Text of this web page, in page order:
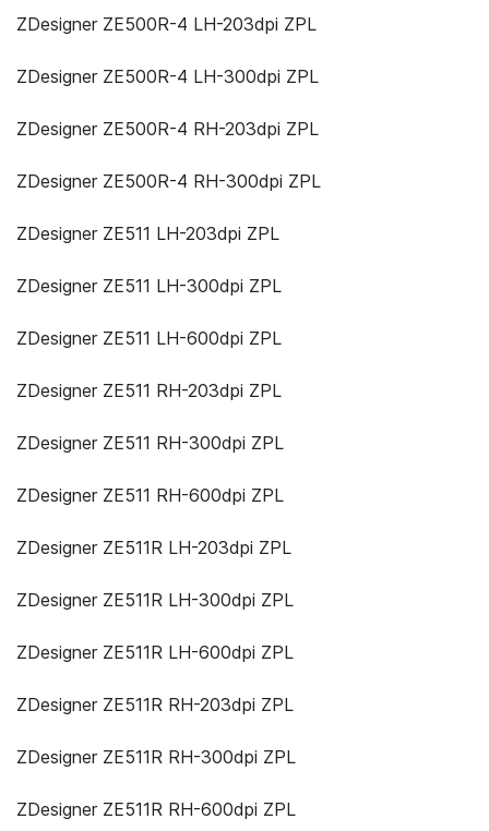
ZDesigner ZE500R-4 LH-203dpi ZPL
ZDesigner ZE500R-4 LH-300dpi ZPL
ZDesigner ZE500R-4 RH-203dpi ZPL
ZDesigner ZE500R-4 RH-300dpi ZPL
ZDesigner ZE511 LH-203dpi ZPL
ZDesigner ZE511 LH-300dpi ZPL
ZDesigner ZE511 LH-600dpi ZPL
ZDesigner ZE511 RH-203dpi ZPL
ZDesigner ZE511 RH-300dpi ZPL
ZDesigner ZE511 RH-600dpi ZPL
ZDesigner ZE511R LH-203dpi ZPL
ZDesigner ZE511R LH-300dpi ZPL
ZDesigner ZE511R LH-600dpi ZPL
ZDesigner ZE511R RH-203dpi ZPL
ZDesigner ZE511R RH-300dpi ZPL
ZDesigner ZE511R RH-600dpi ZPL